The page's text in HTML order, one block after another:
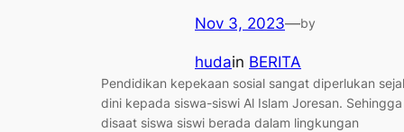
Nov 3, 2023—by
hudain BERITA
Pendidikan kepekaan sosial sangat diperlukan
dini kepada siswa-siswi Al Islam Joresan. Sehingga
disaat siswa siswi berada dalam lingkungan